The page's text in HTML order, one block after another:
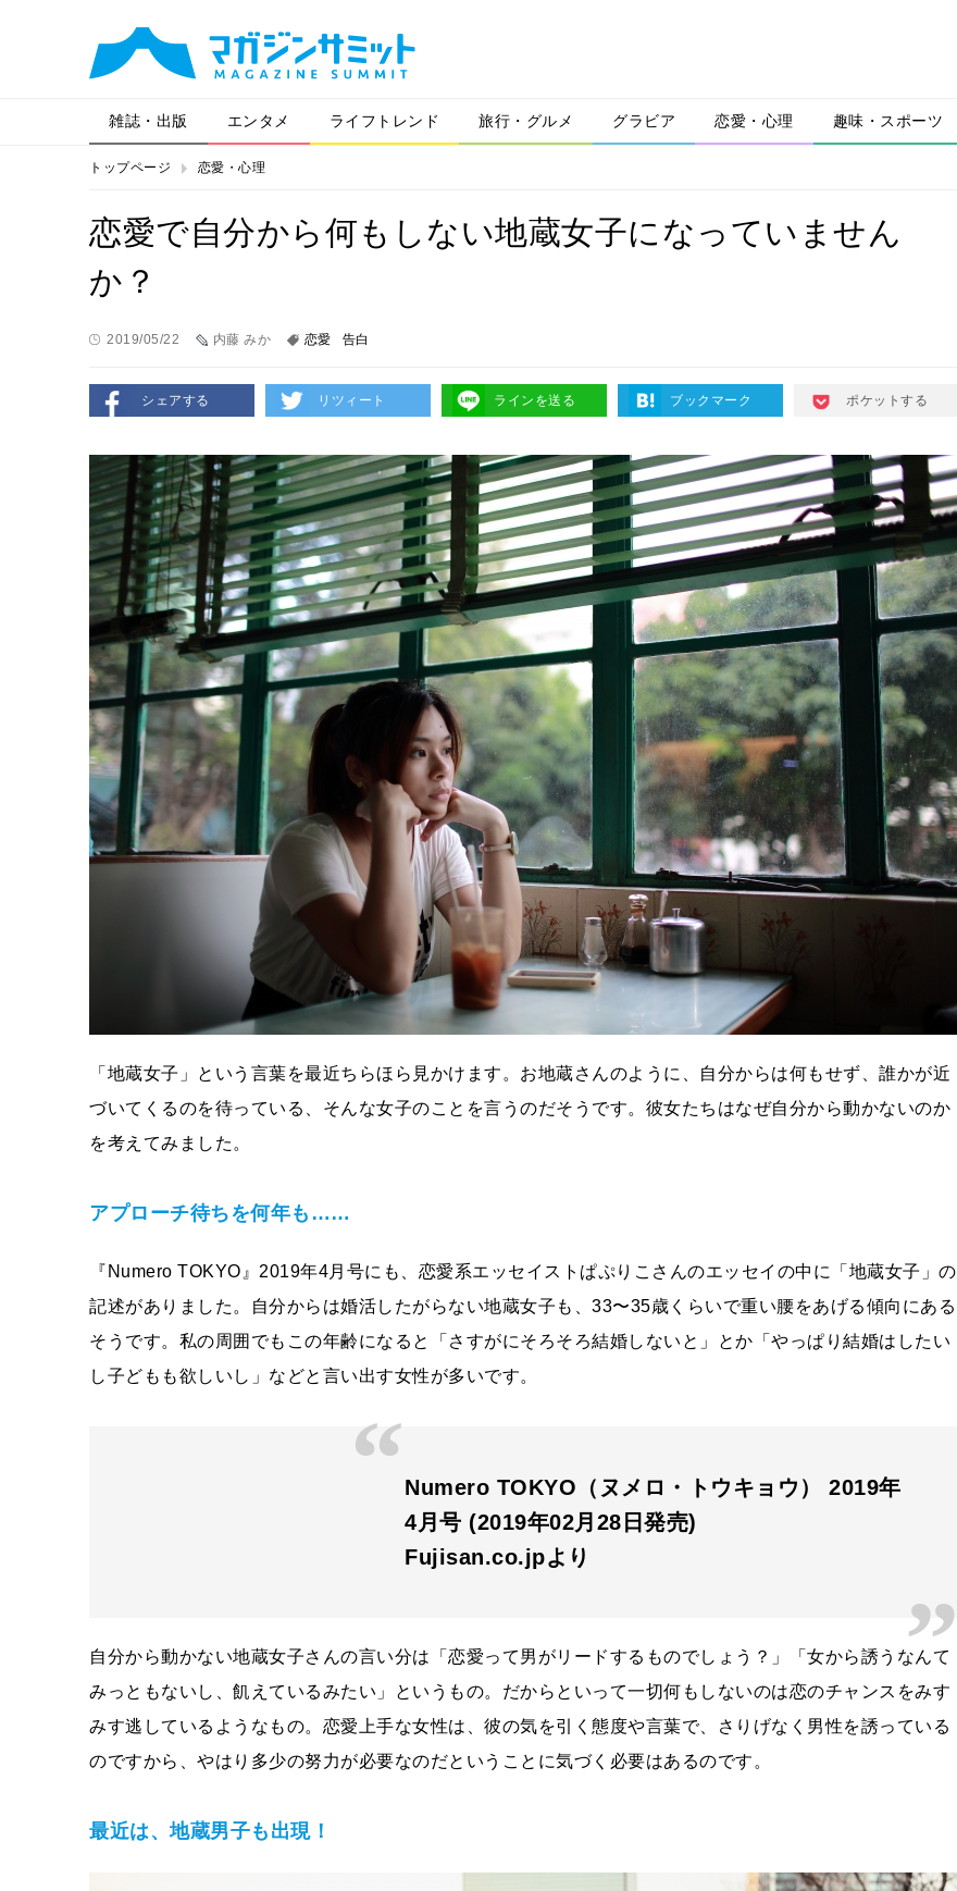
雑誌・出版 エンタメ ライフトレンド 旅行・グルメ グラビア 恋愛・心理 趣味・スポーツ
トップページ 恋愛・心理
恋愛で自分から何もしない地蔵女子になっていません
か？
2019/05/22 内藤 みか 恋愛 告白
シェアする リツィート ラインを送る ブックマーク ポケットする
「地蔵女子」という言葉を最近ちらほら見かけます。お地蔵さんのように、自分からは何もせず、誰かが近
づいてくるのを待っている、そんな女子のことを言うのだそうです。彼女たちはなぜ自分から動かないのか
を考えてみました。
アプローチ待ちを何年も……
『Numero TOKYO』2019年4月号にも、恋愛系エッセイストぱぷりこさんのエッセイの中に「地蔵女子」の
記述がありました。自分からは婚活したがらない地蔵女子も、33〜35歳くらいで重い腰をあげる傾向にある
そうです。私の周囲でもこの年齢になると「さすがにそろそろ結婚しないと」とか「やっぱり結婚はしたい
し子どもも欲しいし」などと言い出す女性が多いです。
Numero TOKYO（ヌメロ・トウキョウ） 2019年
4月号 (2019年02月28日発売)
Fujisan.co.jpより
自分から動かない地蔵女子さんの言い分は「恋愛って男がリードするものでしょう？」「女から誘うなんて
みっともないし、飢えているみたい」というもの。だからといって一切何もしないのは恋のチャンスをみす
みす逃しているようなもの。恋愛上手な女性は、彼の気を引く態度や言葉で、さりげなく男性を誘っている
のですから、やはり多少の努力が必要なのだということに気づく必要はあるのです。
最近は、地蔵男子も出現！